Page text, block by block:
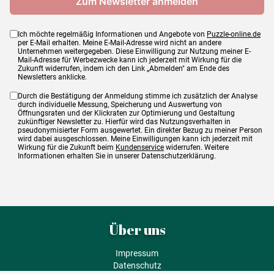
Ich möchte regelmäßig Informationen und Angebote von Puzzle-online.de
per E-Mail erhalten. Meine E-Mail-Adresse wird nicht an andere
Unternehmen weitergegeben. Diese Einwilligung zur Nutzung meiner E-
Mail-Adresse für Werbezwecke kann ich jederzeit mit Wirkung für die
Zukunft widerrufen, indem ich den Link „Abmelden" am Ende des
Newsletters anklicke.
Durch die Bestätigung der Anmeldung stimme ich zusätzlich der Analyse
durch individuelle Messung, Speicherung und Auswertung von
Öffnungsraten und der Klickraten zur Optimierung und Gestaltung
zukünftiger Newsletter zu. Hierfür wird das Nutzungsverhalten in
pseudonymisierter Form ausgewertet. Ein direkter Bezug zu meiner Person
wird dabei ausgeschlossen. Meine Einwilligungen kann ich jederzeit mit
Wirkung für die Zukunft beim Kundenservice widerrufen. Weitere
Informationen erhalten Sie in unserer Datenschutzerklärung.
Über uns
Impressum
Datenschutz